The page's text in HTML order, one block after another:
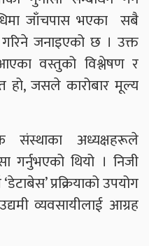
जाँचपास भएका सबै
जनाइएको छ । उक्त
वस्तुको विश्लेषण र
हो, जसले कारोबार मूल्य
संस्थाका अध्यक्षहरूले
गर्नुभएको थियो । निजी
प्रक्रियाको उपयोग
व्यवसायीलाई आग्रह